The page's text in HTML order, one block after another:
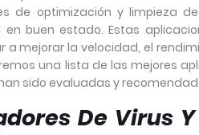
de optimización y limpieza
en buen estado. Estas
mejorar la velocidad, el
una lista de las mejores
sido evaluadas y
De Virus